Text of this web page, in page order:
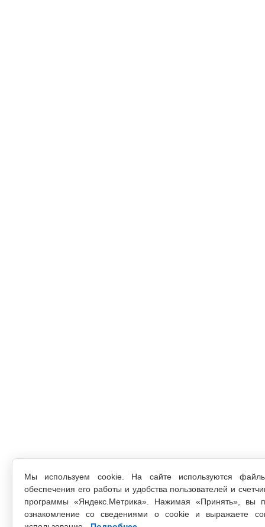
Мы используем cookie. На сайте используются
обеспечения его работы и удобства пользователей и
программы «Яндекс.Метрика». Нажимая «Принять», вы
ознакомление со сведениями о cookie и выражаете